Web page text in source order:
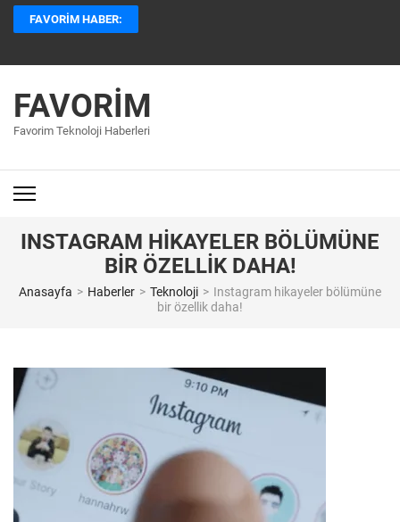
İçeriğe
atla
basın)
FAVORIM HABER:
FAVORIM
Favorim Teknoloji Haberleri
INSTAGRAM HIKAYELER BÖLÜMÜNE
BIR ÖZELLIK DAHA!
Anasayfa > Haberler > Teknoloji > Instagram hikayeler bölümüne
bir özellik daha!